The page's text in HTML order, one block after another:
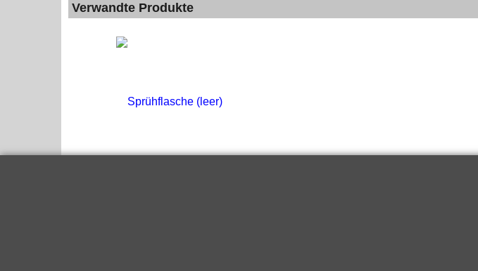
Verwandte Produkte